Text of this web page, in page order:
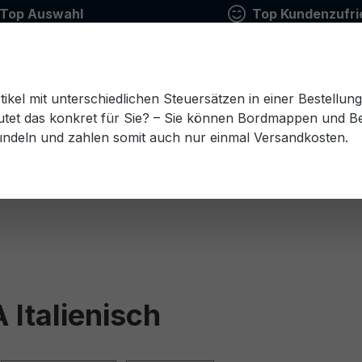
Top Auswahl Top
Estnisch Finnisch Französisch Griechisch
Italienisch
mit unterschiedlichen Steuersätzen in einer
das konkret für Sie? – Sie können Bordmappen und
und zahlen somit auch nur einmal Versandkosten.